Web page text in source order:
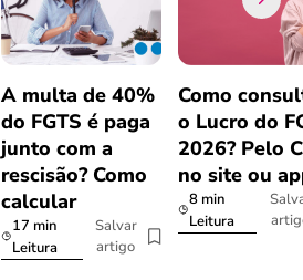
A multa de 40%
do FGTS é paga
junto com a
rescisão? Como
calcular
17 min
Leitura
Salvar
artigo
Como
o Lucro do
2026? Pelo
no site ou
8 min
Leitura